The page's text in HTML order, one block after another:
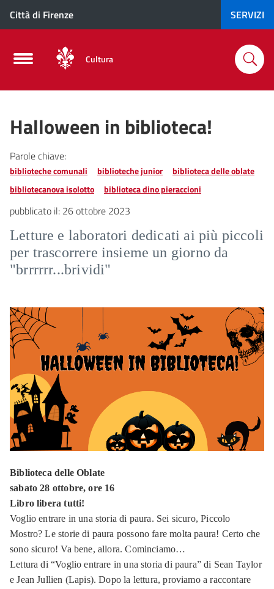
Città di Firenze SERVIZI
Cultura
Halloween in biblioteca!
Parole chiave:
biblioteche comunali biblioteche junior
biblioteca delle oblate
bibliotecanova isolotto
biblioteca dino pieraccioni
pubblicato il: 26 ottobre 2023
Letture e laboratori dedicati ai più piccoli
per trascorrere insieme un giorno da
"brrrrrr...brividi"
Biblioteca delle Oblate
sabato 28 ottobre, ore 16
Libro libera tutti!
Voglio entrare in una storia di paura. Sei sicuro, Piccolo
Mostro? Le storie di paura possono fare molta paura! Certo che
sono sicuro! Va bene, allora. Cominciamo…
Lettura di “Voglio entrare in una storia di paura” di Sean Taylor
e Jean Jullien (Lapis). Dopo la lettura, proviamo a raccontare